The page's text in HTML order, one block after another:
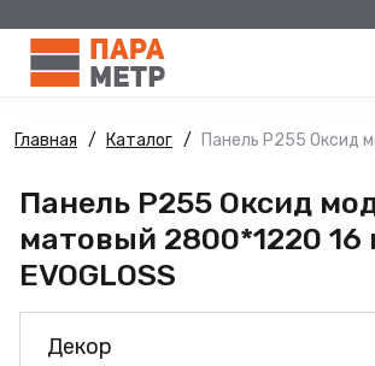
Главная Каталог Панель Р255 Оксид
Панель Р255 Оксид
матовый 2800*1220 16
EVOGLOSS
Декор